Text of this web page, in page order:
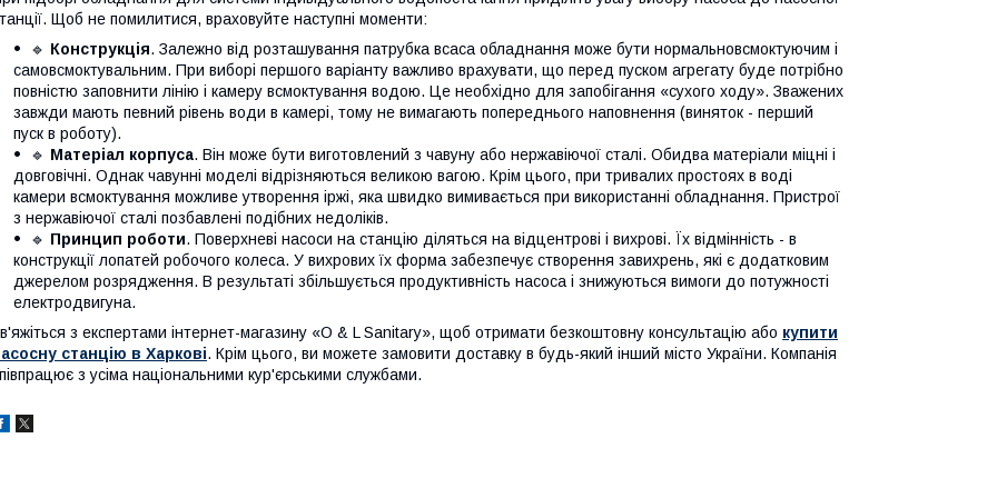
Щоб не помилитися, враховуйте наступні моменти:
🔹 Конструкція. Залежно від розташування патрубка всаса обладнання може бути нормальновсмоктуючим і
самовсмоктувальним. При виборі першого варіанту важливо врахувати, що перед пуском агрегату буде потрібно
повністю заповнити лінію і камеру всмоктування водою. Це необхідно для запобігання «сухого ходу». Зважених
завжди мають певний рівень води в камері, тому не вимагають попереднього наповнення (виняток - перший
пуск в роботу).
🔹 Матеріал корпуса. Він може бути виготовлений з чавуну або нержавіючої сталі. Обидва матеріали міцні і
довговічні. Однак чавунні моделі відрізняються великою вагою. Крім цього, при тривалих простоях в воді
камери всмоктування можливе утворення іржі, яка швидко вимивається при використанні обладнання. Пристрої
з нержавіючої сталі позбавлені подібних недоліків.
🔹 Принцип роботи. Поверхневі насоси на станцію діляться на відцентрові і вихрові. Їх відмінність - в
конструкції лопатей робочого колеса. У вихрових їх форма забезпечує створення завихрень, які є додатковим
джерелом розрядження. В результаті збільшується продуктивність насоса і знижуються вимоги до потужності
електродвигуна.
з експертами інтернет-магазину «O & L Sanitary», щоб отримати безкоштовну консультацію або купити
станцію в Харкові. Крім цього, ви можете замовити доставку в будь-який інший місто України. Компанія
з усіма національними кур'єрськими службами.